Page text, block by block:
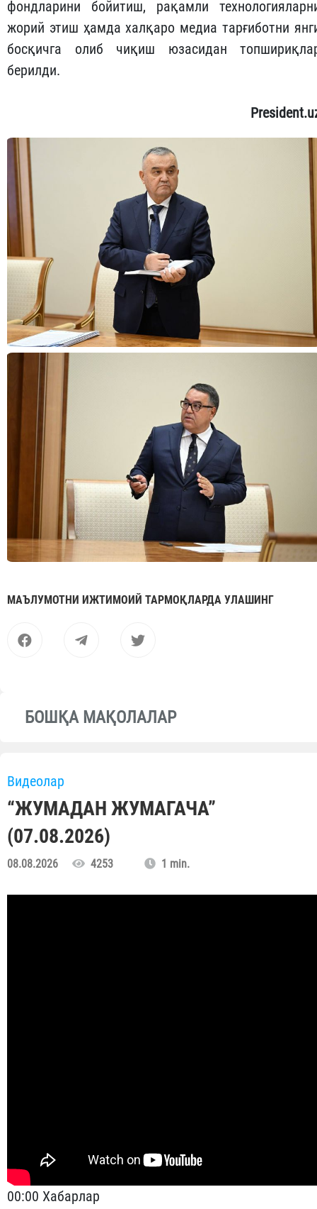
фондларини бойитиш, рақамли
жорий этиш ҳамда халқаро медиа тарғиботни
босқичга олиб чиқиш юзасидан
берилди.
МАЪЛУМОТНИ ИЖТИМОИЙ ТАРМОҚЛАРДА УЛАШИНГ
БОШҚА МАҚОЛАЛАР
Видеолар
“ЖУМАДАН ЖУМАГАЧА”
(07.08.2026)
08.08.2026 4253 1 min.
00:00 Хабарлар